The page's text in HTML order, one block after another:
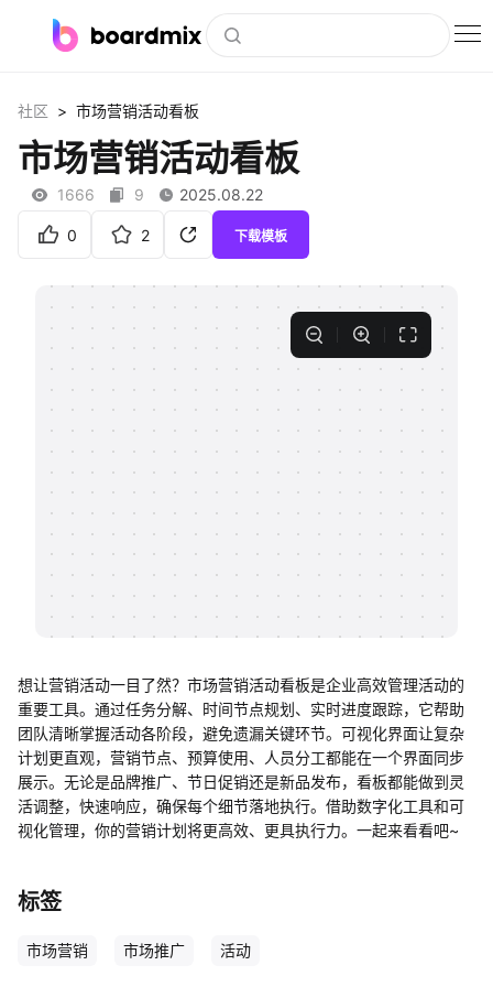
社区资源
下载
私有化部署
支持
帮助中心
知识分享社区
社区 > 市场营销活动看板
市场营销活动看板
1666 9 2025.08.22
0 2 下载模板
想让营销活动一目了然？市场营销活动看板是企业高效管理活动的
重要工具。通过任务分解、时间节点规划、实时进度跟踪，它帮助
团队清晰掌握活动各阶段，避免遗漏关键环节。可视化界面让复杂
计划更直观，营销节点、预算使用、人员分工都能在一个界面同步
展示。无论是品牌推广、节日促销还是新品发布，看板都能做到灵
活调整，快速响应，确保每个细节落地执行。借助数字化工具和可
视化管理，你的营销计划将更高效、更具执行力。一起来看看吧~
标签
市场营销 市场推广 活动